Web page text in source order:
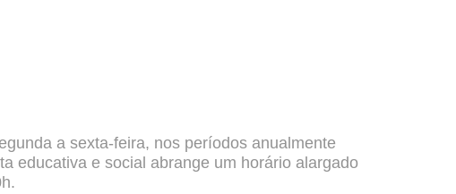
a sexta-feira, nos períodos anualmente
educativa e social abrange um horário alargado